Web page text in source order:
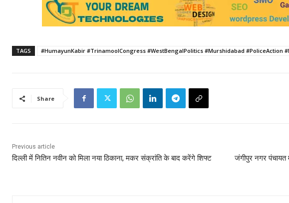
TAGS #HumayunKabir #TrinamoolCongress #WestBengalPolitics #Murshidabad #PoliceAction
Share
Previous article
दिल्ली में नितिन नवीन को मिला नया ठिकाना, मकर संक्रांति के बाद करेंगे शिफ्ट
जंगीपुर नगर